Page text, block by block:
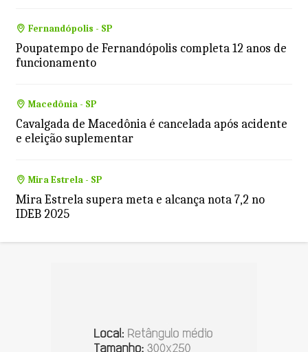
Fernandópolis - SP
Poupatempo de Fernandópolis completa 12 anos de
funcionamento
Macedônia - SP
Cavalgada de Macedônia é cancelada após acidente
e eleição suplementar
Mira Estrela - SP
Mira Estrela supera meta e alcança nota 7,2 no
IDEB 2025